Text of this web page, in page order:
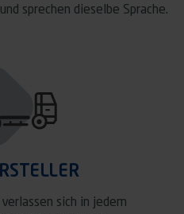
sprechen dieselbe Sprache.
sich in jedem